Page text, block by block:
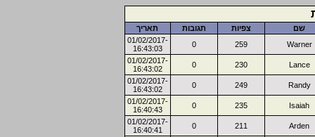
שם צפיות תגובות
תאריך
Warner
259
0
01/02/2017-
16:43:03
Lance
230
0
01/02/2017-
16:43:02
Randy
249
0
01/02/2017-
16:43:02
Isaiah
235
0
01/02/2017-
16:40:43
Arden
211
0
01/02/2017-
16:40:41